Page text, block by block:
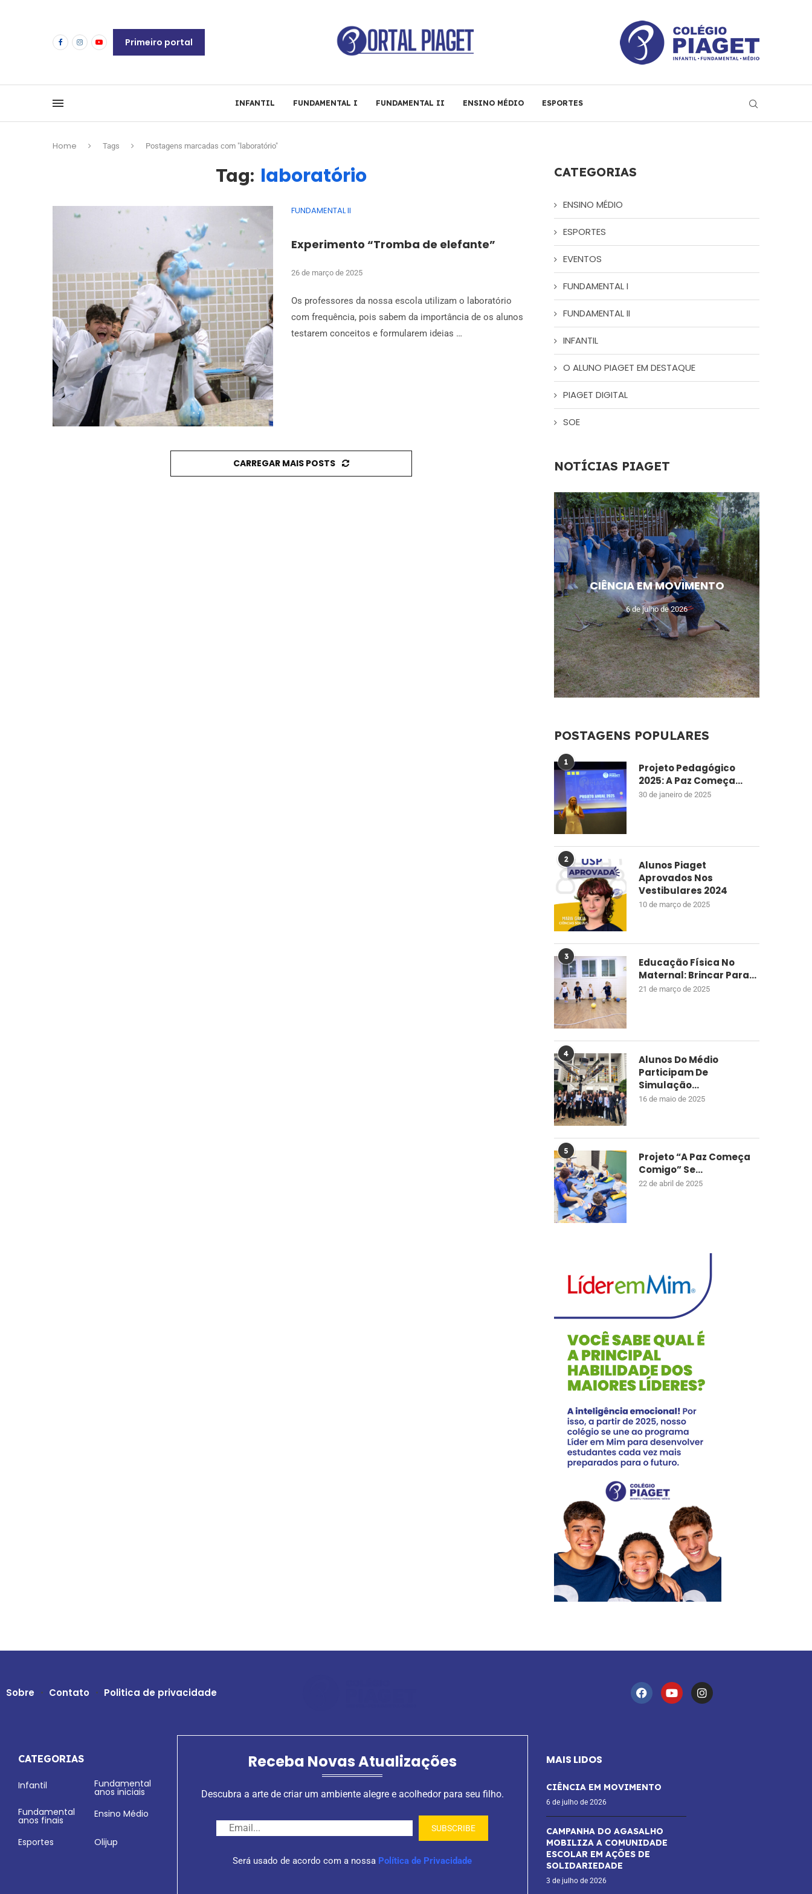
Primeiro portal
INFANTIL FUNDAMENTAL I FUNDAMENTAL II ENSINO MÉDIO ESPORTES
Home Tags Postagens marcadas com "laboratório"
Tag: laboratório
FUNDAMENTAL II
Experimento “Tromba de elefante”
26 de março de 2025
Os professores da nossa escola utilizam o laboratório
com frequência, pois sabem da importância de os alunos
testarem conceitos e formularem ideias …
CARREGAR MAIS POSTS
CATEGORIAS
ENSINO MÉDIO
ESPORTES
EVENTOS
FUNDAMENTAL I
FUNDAMENTAL II
INFANTIL
O ALUNO PIAGET EM DESTAQUE
PIAGET DIGITAL
SOE
NOTÍCIAS PIAGET
CIÊNCIA EM MOVIMENTO
6 de julho de 2026
POSTAGENS POPULARES
1
Projeto Pedagógico
2025: A Paz Começa...
30 de janeiro de 2025
2
Alunos Piaget
Aprovados Nos
Vestibulares 2024
10 de março de 2025
3
Educação Física No
Maternal: Brincar Para...
21 de março de 2025
4
Alunos Do Médio
Participam De
Simulação...
16 de maio de 2025
5
Projeto “A Paz Começa
Comigo” Se...
22 de abril de 2025
Sobre Contato Politica de privacidade
CATEGORIAS
Infantil Fundamental
anos iniciais
Fundamental
anos finais
Ensino Médio
Esportes Olijup
Receba Novas Atualizações
Descubra a arte de criar um ambiente alegre e acolhedor para seu filho.
Será usado de acordo com a nossa Política de Privacidade
MAIS LIDOS
CIÊNCIA EM MOVIMENTO
6 de julho de 2026
CAMPANHA DO AGASALHO
MOBILIZA A COMUNIDADE
ESCOLAR EM AÇÕES DE
SOLIDARIEDADE
3 de julho de 2026